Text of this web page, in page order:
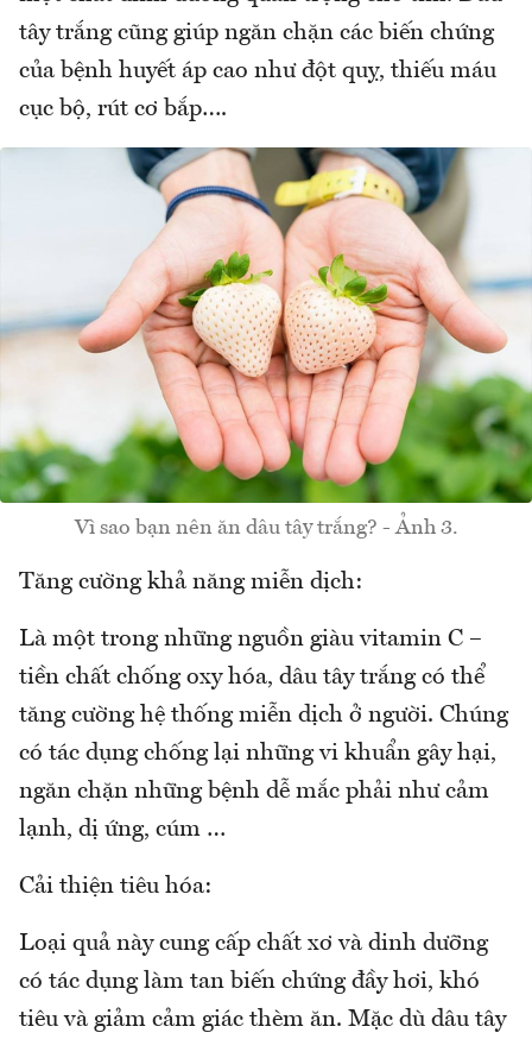
tây trắng cũng giúp ngăn chặn các biến chứng
của bệnh huyết áp cao như đột quỵ, thiếu máu
cục bộ, rút cơ bắp….
Vì sao bạn nên ăn dâu tây trắng? - Ảnh 3.
Tăng cường khả năng miễn dịch:
Là một trong những nguồn giàu vitamin C –
tiền chất chống oxy hóa, dâu tây trắng có thể
tăng cường hệ thống miễn dịch ở người. Chúng
có tác dụng chống lại những vi khuẩn gây hại,
ngăn chặn những bệnh dễ mắc phải như cảm
lạnh, dị ứng, cúm …
Cải thiện tiêu hóa:
Loại quả này cung cấp chất xơ và dinh dưỡng
có tác dụng làm tan biến chứng đầy hơi, khó
tiêu và giảm cảm giác thèm ăn. Mặc dù dâu tây